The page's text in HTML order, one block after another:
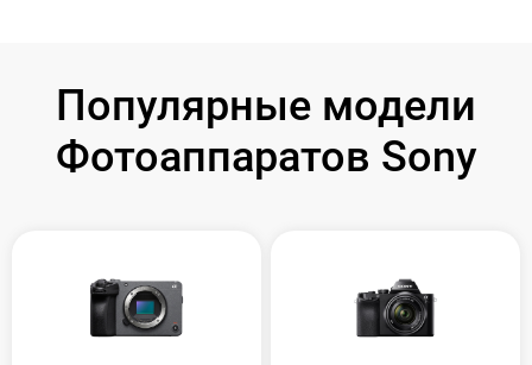
Популярные модели
Фотоаппаратов Sony